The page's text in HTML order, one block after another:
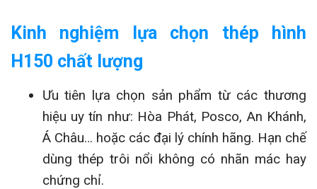
Kinh nghiệm lựa chọn thép hình
H150 chất lượng
Ưu tiên lựa chọn sản phẩm từ các thương
hiệu uy tín như: Hòa Phát, Posco, An Khánh,
Á Châu… hoặc các đại lý chính hãng. Hạn chế
dùng thép trôi nổi không có nhãn mác hay
chứng chỉ.